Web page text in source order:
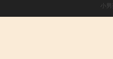
小男